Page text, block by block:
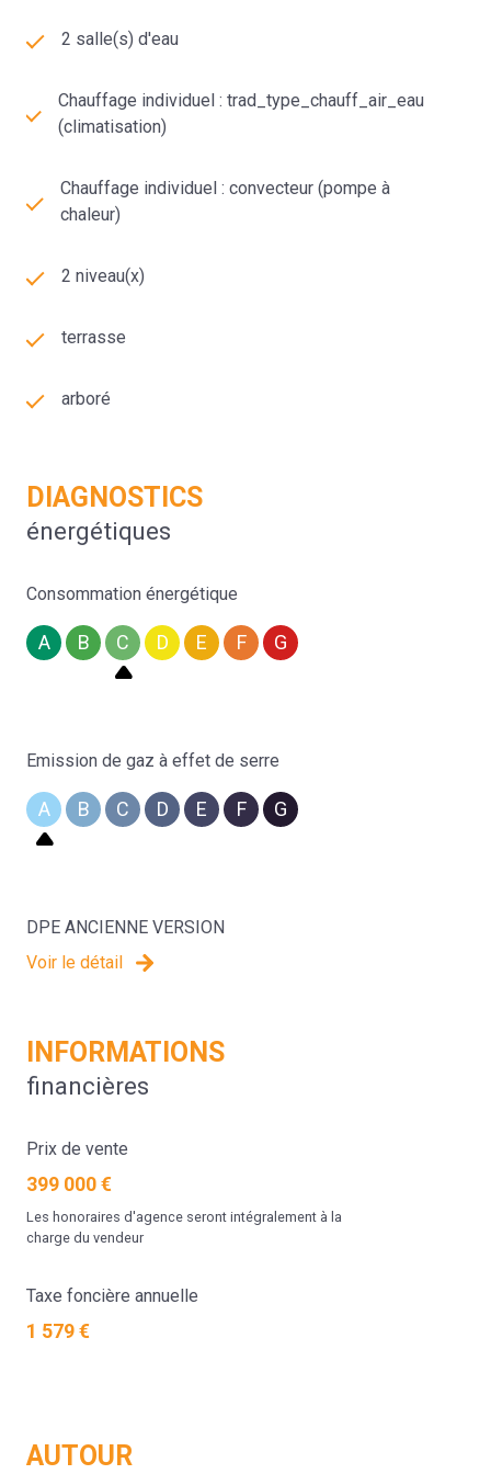
2 salle(s) d'eau
Chauffage individuel : trad_type_chauff_air_eau
(climatisation)
Chauffage individuel : convecteur (pompe à
chaleur)
2 niveau(x)
terrasse
arboré
DIAGNOSTICS
énergétiques
Consommation énergétique
A B C D E F G
Emission de gaz à effet de serre
A B C D E F G
DPE ANCIENNE VERSION
Voir le détail
INFORMATIONS
financières
Prix de vente
399 000 €
Les honoraires d'agence seront intégralement à la
charge du vendeur
Taxe foncière annuelle
1 579 €
AUTOUR